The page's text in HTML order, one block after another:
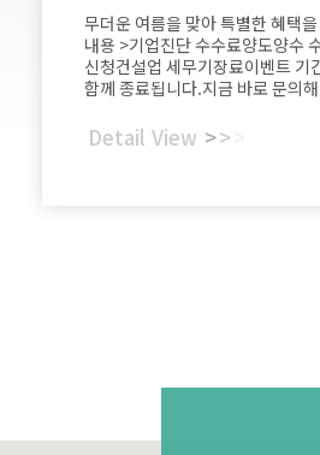
무더운 여름을 맞아 특별한 혜택
내용 >기업진단 수수료양도양수
신청건설업 세무기장료이벤트 기
함께 종료됩니다.지금 바로 문
Detail View >>